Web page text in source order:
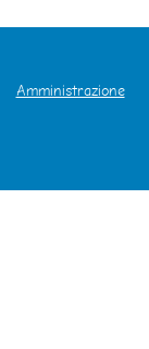
Amministrazione